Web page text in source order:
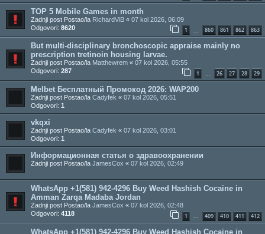
TOP 5 Mobile Games in month
Zadnji post Postao/la RichardViB « 07 kol 2026, 06:09
Odgovori: 8620 1 860 861 862 863
But multi-disciplinary bronchoscopic appraise mainly no
prescription tretinoin housing larvae.
Zadnji post Postao/la Matthewrem « 07 kol 2026, 05:55
Odgovori: 287 1 ... 26 27 28 29
Melbet Бесплатный Промокод 2026: WAP200
Zadnji post Postao/la Cadyfek « 07 kol 2026, 05:51
Odgovori: 1
vkqxi
Zadnji post Postao/la Cadyfek « 07 kol 2026, 03:01
Odgovori: 1
Информационная статья о здравоохранении
Zadnji post Postao/la JamesCox « 07 kol 2026, 02:49
WhatsApp +1(581) 942-4296 Buy Weed Hashish Cocaine in
Amman Zarqa Madaba Jordan
Zadnji post Postao/la JamesCox « 07 kol 2026, 02:48
Odgovori: 4118 1 ... 409 410 411 412
WhatsApp +1(581) 942-4296 Buy Weed Hashish Cocaine in